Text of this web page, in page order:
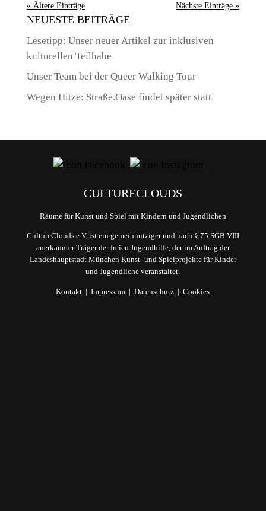
« Ältere Einträge Nächste Einträge »
NEUESTE BEITRÄGE
Lesetipp: Unser neuer Artikel zur inklusiven
kulturellen Teilhabe
Unser Team bei der Queer Walking Tour
Wegen Hitze: Straße.Oase findet später statt
CULTURECLOUDS
Räume für Kunst und Spiel mit Kindern und Jugendlichen
CultureClouds e.V. ist ein gemeinnütziger und nach § 75 SGB VIII
anerkannter Träger der freien Jugendhilfe, der im Auftrag der
Landeshauptstadt München Kunst- und Spielprojekte für Kinder
und Jugendliche veranstaltet.
Kontakt |Impressum |Datenschutz |Cookies